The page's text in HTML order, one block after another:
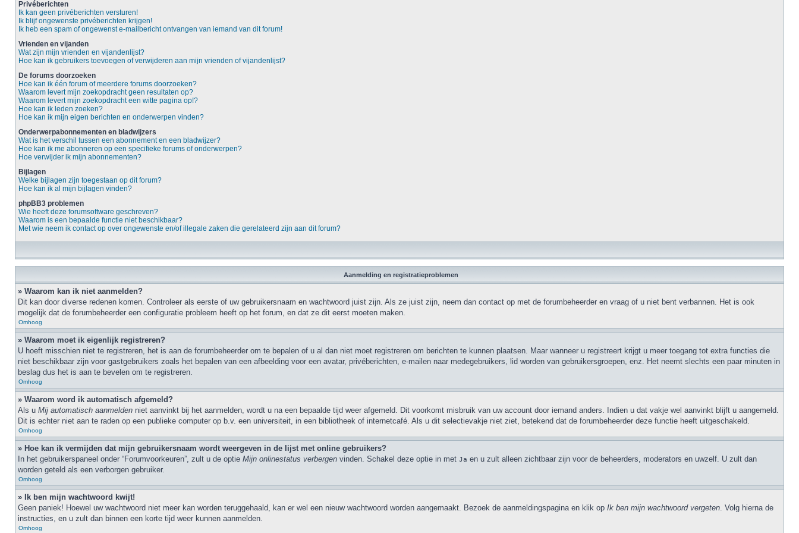
Privéberichten
Ik kan geen privéberichten versturen!
Ik blijf ongewenste privéberichten krijgen!
Ik heb een spam of ongewenst e-mailbericht ontvangen van iemand van dit forum!
Vrienden en vijanden
Wat zijn mijn vrienden en vijandenlijst?
Hoe kan ik gebruikers toevoegen of verwijderen aan mijn vrienden of vijandenlijst?
De forums doorzoeken
Hoe kan ik één forum of meerdere forums doorzoeken?
Waarom levert mijn zoekopdracht geen resultaten op?
Waarom levert mijn zoekopdracht een witte pagina op!?
Hoe kan ik leden zoeken?
Hoe kan ik mijn eigen berichten en onderwerpen vinden?
Onderwerpabonnementen en bladwijzers
Wat is het verschil tussen een abonnement en een bladwijzer?
Hoe kan ik me abonneren op een specifieke forums of onderwerpen?
Hoe verwijder ik mijn abonnementen?
Bijlagen
Welke bijlagen zijn toegestaan op dit forum?
Hoe kan ik al mijn bijlagen vinden?
phpBB3 problemen
Wie heeft deze forumsoftware geschreven?
Waarom is een bepaalde functie niet beschikbaar?
Met wie neem ik contact op over ongewenste en/of illegale zaken die gerelateerd zijn aan dit forum?
Aanmelding en registratieproblemen
» Waarom kan ik niet aanmelden?
Dit kan door diverse redenen komen. Controleer als eerste of uw gebruikersnaam en wachtwoord juist zijn. Als ze juist zijn, neem dan contact op met de forumbeheerder en vraag of u niet bent verbannen. Het is ook
mogelijk dat de forumbeheerder een configuratie probleem heeft op het forum, en dat ze dit eerst moeten maken.
Omhoog
» Waarom moet ik eigenlijk registreren?
U hoeft misschien niet te registreren, het is aan de forumbeheerder om te bepalen of u al dan niet moet registreren om berichten te kunnen plaatsen. Maar wanneer u registreert krijgt u meer toegang tot extra functies die
niet beschikbaar zijn voor gastgebruikers zoals het bepalen van een afbeelding voor een avatar, privéberichten, e-mailen naar medegebruikers, lid worden van gebruikersgroepen, enz. Het neemt slechts een paar minuten in
beslag dus het is aan te bevelen om te registreren.
Omhoog
» Waarom word ik automatisch afgemeld?
Als u Mij automatisch aanmelden niet aanvinkt bij het aanmelden, wordt u na een bepaalde tijd weer afgemeld. Dit voorkomt misbruik van uw account door iemand anders. Indien u dat vakje wel aanvinkt blijft u aangemeld.
Dit is echter niet aan te raden op een publieke computer op b.v. een universiteit, in een bibliotheek of internetcafé. Als u dit selectievakje niet ziet, betekend dat de forumbeheerder deze functie heeft uitgeschakeld.
Omhoog
» Hoe kan ik vermijden dat mijn gebruikersnaam wordt weergeven in de lijst met online gebruikers?
In het gebruikerspaneel onder “Forumvoorkeuren”, zult u de optie Mijn onlinestatus verbergen vinden. Schakel deze optie in met Ja en u zult alleen zichtbaar zijn voor de beheerders, moderators en uwzelf. U zult dan
worden geteld als een verborgen gebruiker.
Omhoog
» Ik ben mijn wachtwoord kwijt!
Geen paniek! Hoewel uw wachtwoord niet meer kan worden teruggehaald, kan er wel een nieuw wachtwoord worden aangemaakt. Bezoek de aanmeldingspagina en klik op Ik ben mijn wachtwoord vergeten. Volg hierna de
instructies, en u zult dan binnen een korte tijd weer kunnen aanmelden.
Omhoog